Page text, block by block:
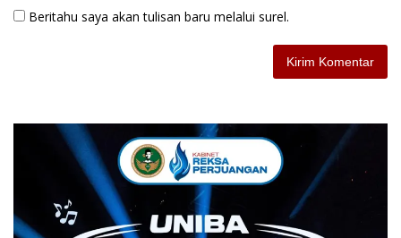
Beritahu saya akan tulisan baru melalui surel.